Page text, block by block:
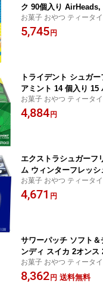
ク 90個入り
Pack, 90-count 日本未
せ商品】
お菓子 おやつ ティータ
カ
5,745 円
トライデント シュガ
アミント 14 個入り 15
ugar Free Gum,
15-pack 日本未発売【
お菓子 おやつ ティータ
カ
4,884 円
エクストラシュガーフ
ム ウィンターフレッシ
15本 10個入り Extra
ng Gum, Winterfresh,
お菓子 おやつ ティータ
カ
4,671 円
サワーパッチ ソフト＆
ンディ スイカ 2オン
atch Soft & Chewy
n, 2 oz, 24-count 日本
お菓子 おやつ ティータ
カ
8,362 円 送料無料